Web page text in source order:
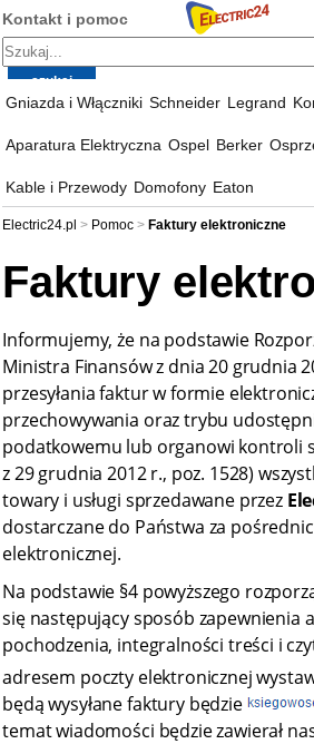
Kontakt i pomoc
Gniazda i Włączniki Schneider Legrand
Aparatura Elektryczna Ospel Berker
Kable i Przewody Domofony Eaton
Electric24.pl Pomoc Faktury elektroniczne
Faktury
Informujemy, że na podstawie
Ministra Finansów z dnia 20 grudnia
przesyłania faktur w formie
przechowywania oraz trybu
podatkowemu lub organowi kontroli
z 29 grudnia 2012 r., poz. 1528)
towary i usługi sprzedawane przez
dostarczane do Państwa za
elektronicznej.
Na podstawie §4 powyższego
się następujący sposób zapewnienia
pochodzenia, integralności treści i
adresem poczty elektronicznej
będą wysyłane faktury będzie
temat wiadomości będzie zawierał